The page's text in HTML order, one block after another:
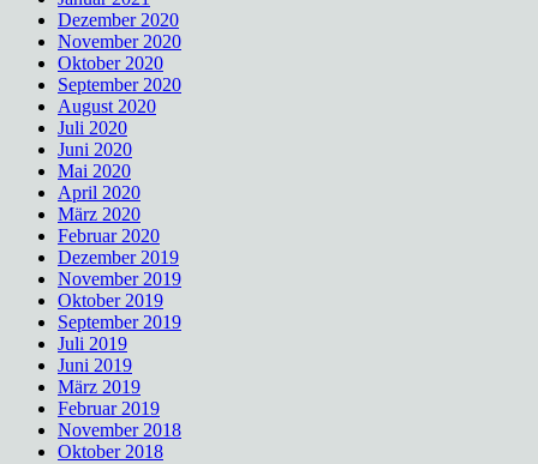
Dezember 2020
November 2020
Oktober 2020
September 2020
August 2020
Juli 2020
Juni 2020
Mai 2020
April 2020
März 2020
Februar 2020
Dezember 2019
November 2019
Oktober 2019
September 2019
Juli 2019
Juni 2019
März 2019
Februar 2019
November 2018
Oktober 2018